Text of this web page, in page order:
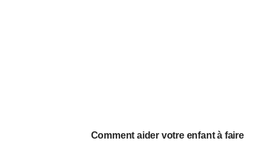
Comment aider votre enfant à faire